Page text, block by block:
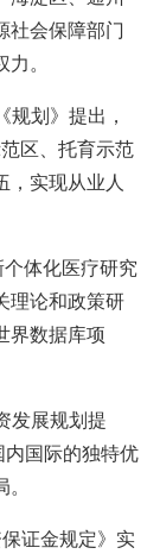
社会保障部门
。
划》提出，
区、托育示范
，实现从业人
体化医疗研究
理论和政策研
界数据库项
发展规划提
内国际的独特优
证金规定》实